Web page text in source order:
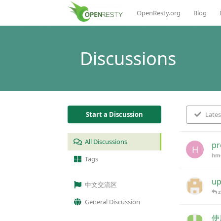
OpenResty.org Blog
Start a Discussion
All Discussions
Tags
中文交流区
General Discussion
H